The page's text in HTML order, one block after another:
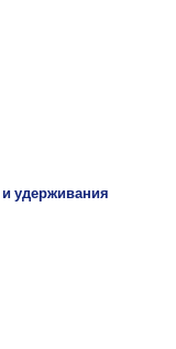
удерживания